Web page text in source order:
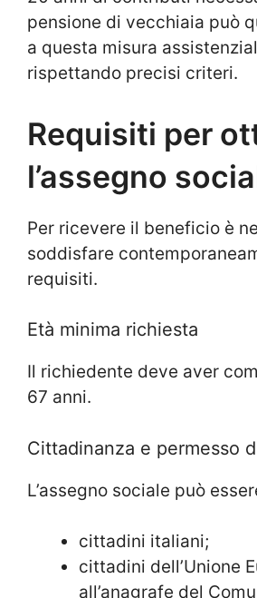
pensione di vecchiaia può
a questa misura
rispettando precisi criteri.
Requisiti per
l’assegno
Per ricevere il beneficio è
soddisfare
requisiti.
Età minima richiesta
Il richiedente deve aver
67 anni.
Cittadinanza e permesso
L’assegno sociale può
cittadini italiani;
cittadini dell’Unione
all’anagrafe del